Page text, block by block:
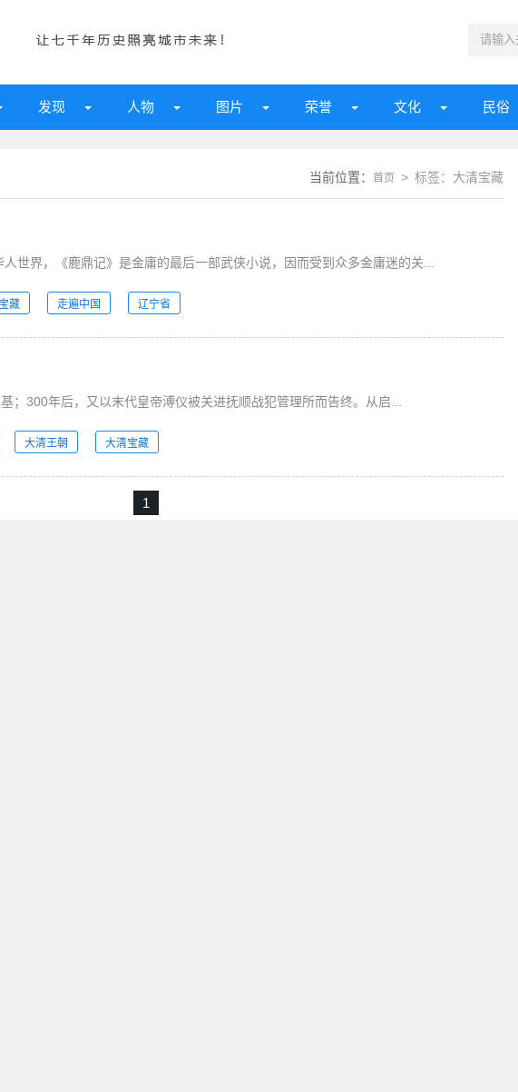
发现 人物 图片 荣誉 文化 民俗
当前位置： 首页 > 标签：大清宝藏
世界，《鹿鼎记》是金庸的最后一部武侠小说，因而受到众多金庸迷的关...
藏 走遍中国 辽宁省
；300年后，又以末代皇帝溥仪被关进抚顺战犯管理所而告终。从启...
大清王朝 大清宝藏
1